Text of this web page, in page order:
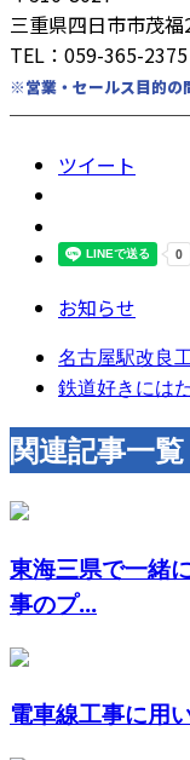
三重県四日市市茂
TEL：059-365-
※営業・セールス目的の
ツイート
お知らせ
名古屋駅改良
鉄道好きには
関連記事一覧
東海三県で一緒
事のプ...
電車線工事に用